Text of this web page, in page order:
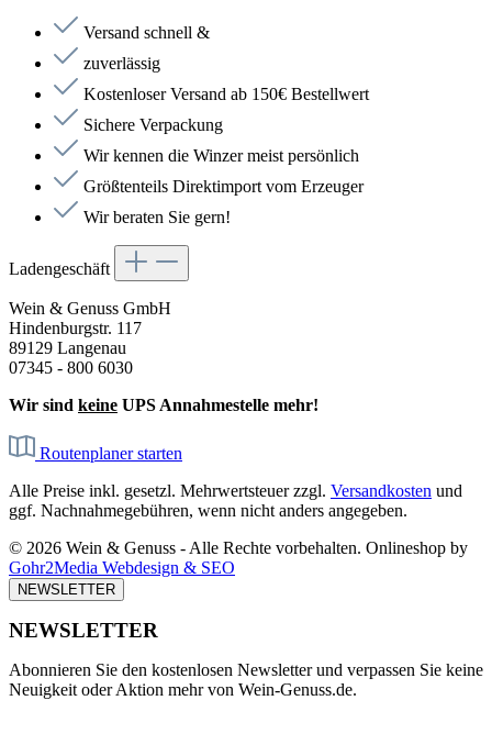
Versand schnell &
zuverlässig
Kostenloser Versand ab 150€ Bestellwert
Sichere Verpackung
Wir kennen die Winzer meist persönlich
Größtenteils Direktimport vom Erzeuger
Wir beraten Sie gern!
Ladengeschäft
Wein & Genuss GmbH
Hindenburgstr. 117
89129 Langenau
07345 - 800 6030
Wir sind keine UPS Annahmestelle mehr!
Routenplaner starten
Alle Preise inkl. gesetzl. Mehrwertsteuer zzgl. Versandkosten und
ggf. Nachnahmegebühren, wenn nicht anders angegeben.
© 2026 Wein & Genuss - Alle Rechte vorbehalten. Onlineshop by
Gohr2Media Webdesign & SEO
NEWSLETTER
NEWSLETTER
Abonnieren Sie den kostenlosen Newsletter und verpassen Sie keine
Neuigkeit oder Aktion mehr von Wein-Genuss.de.